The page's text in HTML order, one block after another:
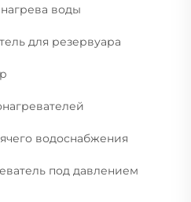
воды
для резервуара
водоснабжения
под давлением